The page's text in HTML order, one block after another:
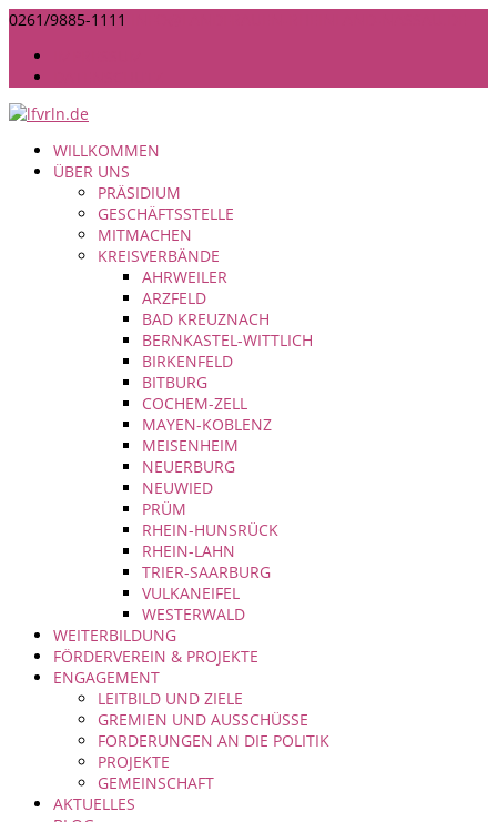
0261/9885-1111
WILLKOMMEN
ÜBER UNS
PRÄSIDIUM
GESCHÄFTSSTELLE
MITMACHEN
KREISVERBÄNDE
AHRWEILER
ARZFELD
BAD KREUZNACH
BERNKASTEL-WITTLICH
BIRKENFELD
BITBURG
COCHEM-ZELL
MAYEN-KOBLENZ
MEISENHEIM
NEUERBURG
NEUWIED
PRÜM
RHEIN-HUNSRÜCK
RHEIN-LAHN
TRIER-SAARBURG
VULKANEIFEL
WESTERWALD
WEITERBILDUNG
FÖRDERVEREIN & PROJEKTE
ENGAGEMENT
LEITBILD UND ZIELE
GREMIEN UND AUSSCHÜSSE
FORDERUNGEN AN DIE POLITIK
PROJEKTE
GEMEINSCHAFT
AKTUELLES